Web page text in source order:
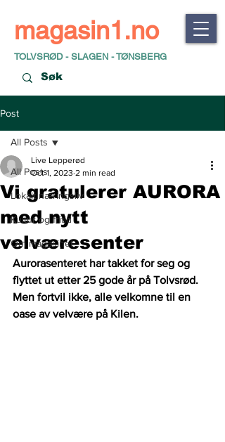
magasin1.no
TOLVSRØD - SLAGEN - TØNSBERG
Post
All Posts
Lokalt næringsliv
Kultur og fritid
Om magasinet
All Posts
Vi gratulerer AURORA
med nytt
velværesenter
Live Lepperød
Oct 1, 2023 2 min read
Aurorasenteret har takket for seg og
flyttet ut etter 25 gode år på Tolvsrød.
Men fortvil ikke, alle velkomne til en
oase av velvære på Kilen.